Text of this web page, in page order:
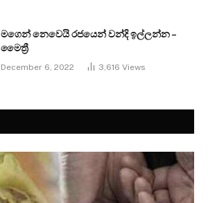
මගෙන් නෙවෙයි රජයෙන් වන්දි ඉල්ලන්න –
මෛත්‍රී
December 6, 2022 3,616 Views